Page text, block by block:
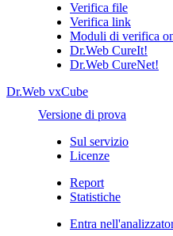
Verifica file
Verifica link
Moduli di verifica
Dr.Web CureIt!
Dr.Web CureNet!
Dr.Web vxCube
Versione di prova
Sul servizio
Licenze
Report
Statistiche
Entra